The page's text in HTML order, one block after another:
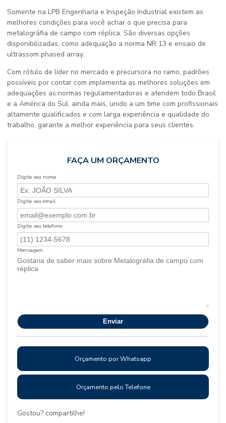
Somente na LPB Engenharia e Inspeção Industrial existem as
melhores condições para você achar o que precisa para
metalográfia de campo com réplica. São diversas opções
disponibilizadas, como adequação a norma NR 13 e ensaio de
ultrassom phased array.
Com rótulo de líder no mercado e precursora no ramo, padrões
possíveis por contar com implementa as melhores soluções em
adequações as normas regulamentadoras e atendem todo Brasil
e a América do Sul, ainda mais, unido a um time com profissionais
altamente qualificados e com larga experiência e qualidade do
trabalho, garante a melhor experiência para seus clientes.
FAÇA UM ORÇAMENTO
Digite seu nome
Digite seu email
Digite seu telefone
Mensagem
Orçamento por Whatsapp
Orçamento pelo Telefone
Gostou? compartilhe!